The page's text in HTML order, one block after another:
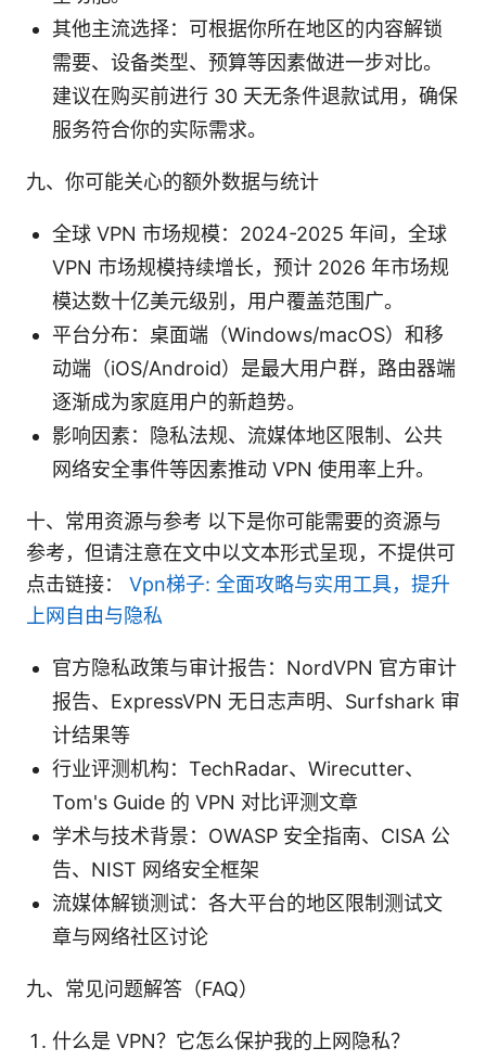
其他主流选择：可根据你所在地区的内容解锁
需要、设备类型、预算等因素做进一步对比。
建议在购买前进行 30 天无条件退款试用，确保
服务符合你的实际需求。
九、你可能关心的额外数据与统计
全球 VPN 市场规模：2024-2025 年间，全球
VPN 市场规模持续增长，预计 2026 年市场规
模达数十亿美元级别，用户覆盖范围广。
平台分布：桌面端（Windows/macOS）和移
动端（iOS/Android）是最大用户群，路由器端
逐渐成为家庭用户的新趋势。
影响因素：隐私法规、流媒体地区限制、公共
网络安全事件等因素推动 VPN 使用率上升。
十、常用资源与参考 以下是你可能需要的资源与
参考，但请注意在文中以文本形式呈现，不提供可
点击链接： Vpn梯子: 全面攻略与实用工具，提升
上网自由与隐私
官方隐私政策与审计报告：NordVPN 官方审计
报告、ExpressVPN 无日志声明、Surfshark 审
计结果等
行业评测机构：TechRadar、Wirecutter、
Tom's Guide 的 VPN 对比评测文章
学术与技术背景：OWASP 安全指南、CISA 公
告、NIST 网络安全框架
流媒体解锁测试：各大平台的地区限制测试文
章与网络社区讨论
九、常见问题解答（FAQ）
什么是 VPN？它怎么保护我的上网隐私？